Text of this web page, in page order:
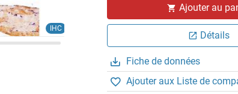
IHC
Ajouter au
Détails
Fiche de données
Ajouter aux Liste de